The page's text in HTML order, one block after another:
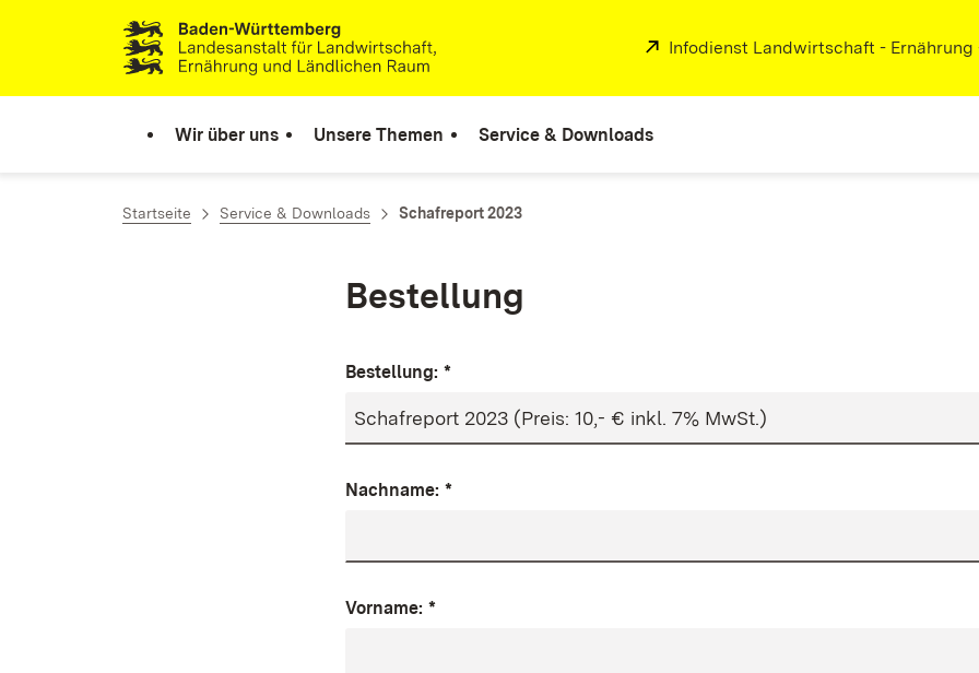
Zum Inhalt springen
Link zur Startseite
Extern:
Infodienst Landwirtschaft - Ernährung
Wir über uns Unsere Themen Service & Downloads
Startseite Service & Downloads Schafreport 2023
Bestellung
Bestellung: *
Nachname: *
Vorname: *